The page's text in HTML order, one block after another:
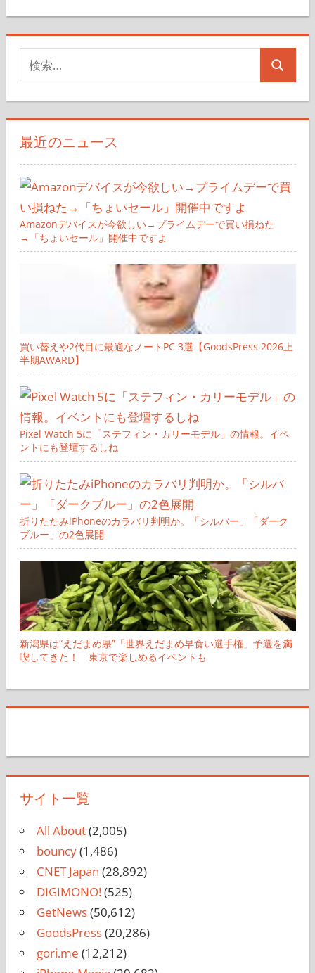
索
対
象:
検
最近のニュース
Amazonデバイスが今欲しい→プライムデーで買い損ねた
→「ちょいセール」開催中ですよ
買い替えや2代目に最適なノートPC 3選【GoodsPress 2026上
半期AWARD】
Pixel Watch 5に「ステフィン・カリーモデル」の情報。イベ
ントにも登壇するしね
折りたたみiPhoneのカラバリ判明か。「シルバー」「ダーク
ブルー」の2色展開
新潟県は“えだまめ県”「世界えだまめ早食い選手権」予選を満
喫してきた！ 東京で楽しめるイベントも
サイト一覧
All About(2,005)
bouncy(1,486)
CNET Japan (28,892)
DIGIMONO!(525)
GetNews(50,612)
GoodsPress(20,286)
gori.me (12,212)